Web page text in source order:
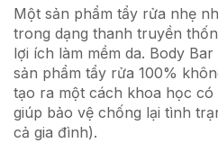
Một sản phẩm tẩy rửa nhẹ
trong dạng thanh truyền
lợi ích làm mềm da. Body
sản phẩm tẩy rửa 100%
tạo ra một cách khoa học có
giúp bảo vệ chống lại tình
cả gia đình).